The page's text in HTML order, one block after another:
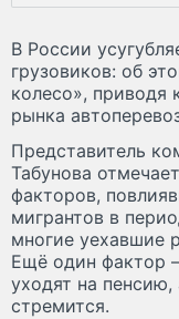
В России
грузовиков: об
колесо», приводя
рынка
Представитель
Табунова
факторов,
мигрантов в
многие уехавшие
Ещё один фактор
уходят на
стремится.